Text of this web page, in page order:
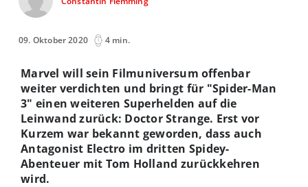
09. Oktober 2020 4 min.
Marvel will sein Filmuniversum offenbar
weiter verdichten und bringt für "Spider-Man
3" einen weiteren Superhelden auf die
Leinwand zurück: Doctor Strange. Erst vor
Kurzem war bekannt geworden, dass auch
Antagonist Electro im dritten Spidey-
Abenteuer mit Tom Holland zurückkehren
wird.